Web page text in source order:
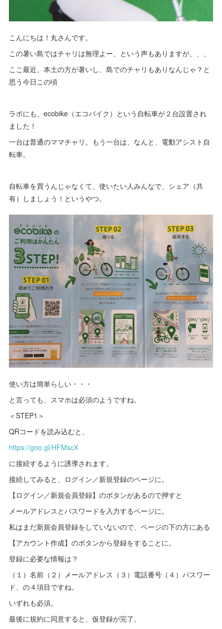
こんにちは！丸さんです。
この暑い島ではチャリは無理よー、という声もありますが、、、
ここ最近、本土の方が暑いし、島でのチャリもありなんじゃ？と
思う今日この頃
ラボにも、ecobike（エコバイク）という自転車が２台設置され
ました！
一台は普通のママチャリ。もう一台は、なんと、電動アシスト自
転車。
自転車を買うんじゃなくて、使いたい人みんなで、シェア（共
有）しましょう！というやつ。
使い方は簡単らしい・・・
と言っても、スマホは必須のようですね。
＜STEP1＞
QRコードを読み込むと、
https://goo.gl/HFMscX
に接続するように誘導されます。
接続してみると、ログイン／新規登録のページに。
【ログイン／新規会員登録】のボタンがあるので押すと
メールアドレスとパスワードを入力するページに。
私はまだ新規会員登録をしていないので、ページの下の方にある
【アカウント作成】のボタンから登録をすることに。
登録に必要な情報は？
（１）名前（２）メールアドレス（３）電話番号（４）パスワー
ド、の４項目ですね。
いずれも必須。
最後に規約に同意すると、仮登録が完了。